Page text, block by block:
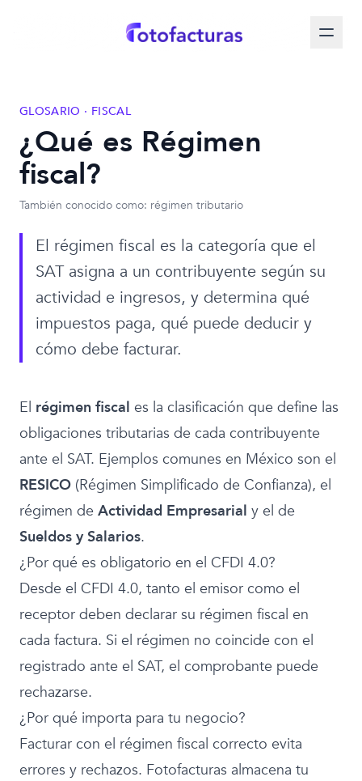
GLOSARIO · FISCAL
¿Qué es Régimen
fiscal?
También conocido como: régimen tributario
El régimen fiscal es la categoría que el
SAT asigna a un contribuyente según su
actividad e ingresos, y determina qué
impuestos paga, qué puede deducir y
cómo debe facturar.
El régimen fiscal es la clasificación que define las
obligaciones tributarias de cada contribuyente
ante el SAT. Ejemplos comunes en México son el
RESICO (Régimen Simplificado de Confianza), el
régimen de Actividad Empresarial y el de
Sueldos y Salarios.
¿Por qué es obligatorio en el CFDI 4.0?
Desde el CFDI 4.0, tanto el emisor como el
receptor deben declarar su régimen fiscal en
cada factura. Si el régimen no coincide con el
registrado ante el SAT, el comprobante puede
rechazarse.
¿Por qué importa para tu negocio?
Facturar con el régimen fiscal correcto evita
errores y rechazos. Fotofacturas almacena tu